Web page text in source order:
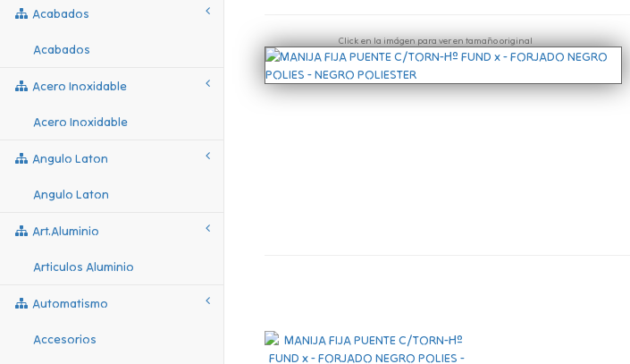
Acabados
Acabados
Acero Inoxidable
Acero Inoxidable
Angulo Laton
Angulo Laton
Art.aluminio
Articulos Aluminio
Automatismo
Accesorios
Click en la imágen para ver en tamaño original